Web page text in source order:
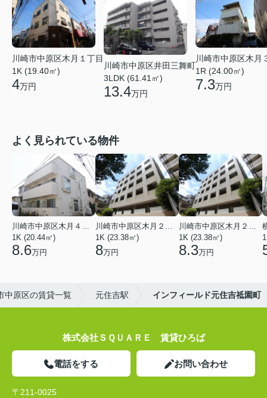
川崎市中原区木月１丁目
1K (19.40㎡)
4万円
川崎市中原区井田三舞町
3LDK (61.41㎡)
13.4万円
川崎市中原区木月
1R (24.00㎡)
7.3万円
よく見られている物件
川崎市中原区木月４丁目
1K (20.44㎡)
8.6万円
川崎市中原区木月２丁目
1K (23.38㎡)
8万円
川崎市中原区木月２丁目
1K (23.38㎡)
8.3万円
中原区の賃貸一覧 元住吉駅 インフィールド元住吉祗園町
株式会社ＳＱＵＡＲＥ 賃貸ひろば
電話をする お問い合わせ
〒211-0025